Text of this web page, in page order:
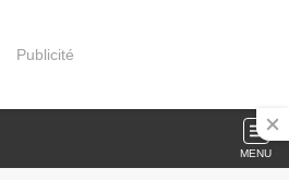
Publicité
MENU